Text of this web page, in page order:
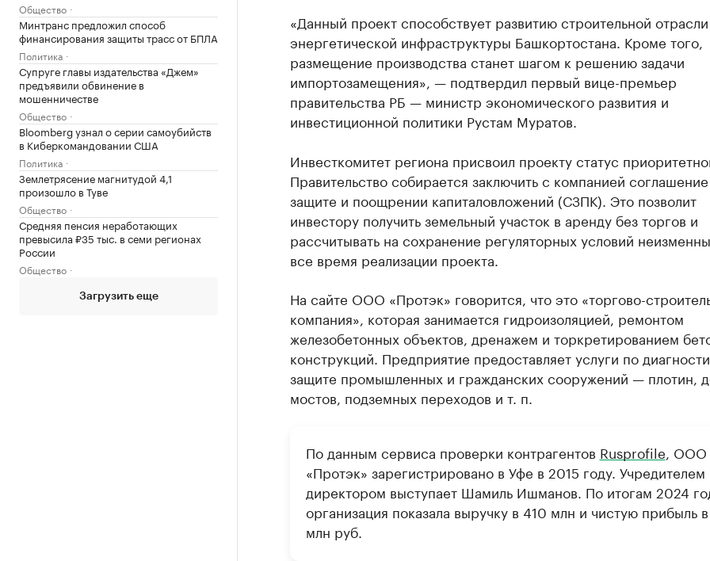
Общество
Минтранс предложил способ
финансирования защиты трасс от БПЛА
Политика
Супруге главы издательства «Джем»
предъявили обвинение в
мошенничестве
Общество
Bloomberg узнал о серии самоубийств
в Киберкомандовании США
Политика
Землетрясение магнитудой 4,1
произошло в Туве
Общество
Средняя пенсия неработающих
превысила ₽35 тыс. в семи регионах
России
Общество
Загрузить еще
«Данный проект способствует развитию строительной
энергетической инфраструктуры Башкортостана. Кроме того,
размещение производства станет шагом к решению задачи
импортозамещения», — подтвердил первый вице-премьер
правительства РБ — министр экономического развития и
инвестиционной политики Рустам Муратов.
Инвесткомитет региона присвоил проекту статус
Правительство собирается заключить с компанией
защите и поощрении капиталовложений (СЗПК). Это позволит
инвестору получить земельный участок в аренду без торгов и
рассчитывать на сохранение регуляторных условий
все время реализации проекта.
На сайте ООО «Протэк» говорится, что это «торгово-
компания», которая занимается гидроизоляцией, ремонтом
железобетонных объектов, дренажем и торкретированием
конструкций. Предприятие предоставляет услуги по
защите промышленных и гражданских сооружений — плотин,
мостов, подземных переходов и т. п.
По данным сервиса проверки контрагентов Rusprofile , ООО
«Протэк» зарегистрировано в Уфе в 2015 году. Учредителем
директором выступает Шамиль Ишманов. По итогам 2024
организация показала выручку в 410 млн и чистую прибыль в
млн руб.